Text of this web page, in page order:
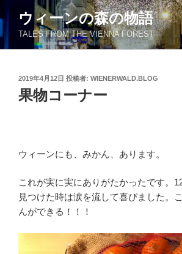
ン
テ
ン
ウィーンの森の物語
TALES FROM THE VIENNA FOREST
投
稿
日:
2019年4月12日 投稿者: WIENERWALD.BLOG
果物コーナー
ウィーンにも、みかん、あります。
これが実に実にありがたかったです。
見つけた時は涙を流して喜びました。
んができる！！！